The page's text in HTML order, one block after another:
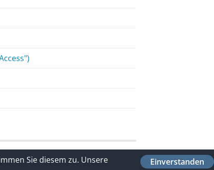
Einverstanden
Sie diesem zu. Unsere